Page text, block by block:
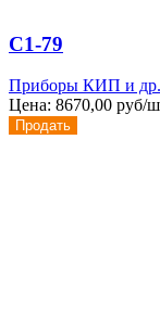
С1-79
Приборы КИП и др.
Цена: 8670,00 руб/
Продать